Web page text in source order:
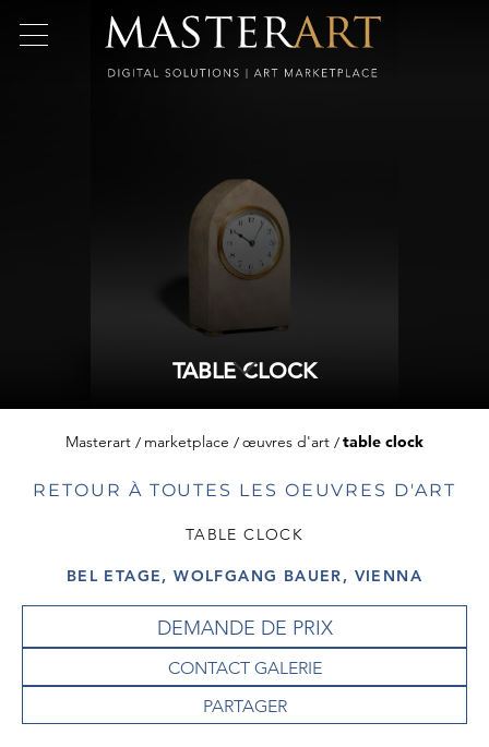
TABLE CLOCK
Masterart marketplace œuvres d'art table clock
RETOUR À TOUTES LES OEUVRES D'ART
TABLE CLOCK
BEL ETAGE, WOLFGANG BAUER, VIENNA
DEMANDE DE PRIX
CONTACT GALERIE